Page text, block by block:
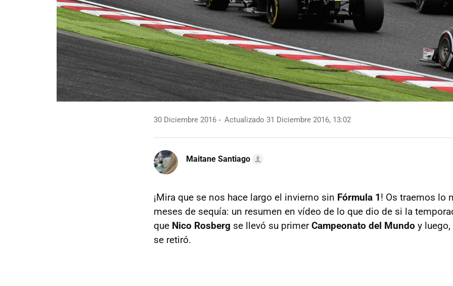
30 Diciembre 2016 Actualizado 31 Diciembre 2016, 13:02
Maitane Santiago
¡Mira que se nos hace largo el invierno sin Fórmula 1! Os traemos lo
meses de sequía: un resumen en vídeo de lo que dio de si la
que Nico Rosberg se llevó su primerCampeonato del Mundo y
se retiró.